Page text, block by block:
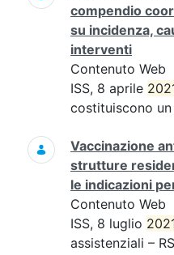
compendio
su incidenza,
interventi
Contenuto Web
ISS, 8 aprile
costituiscono
Vaccinazione
strutture
le indicazioni
Contenuto Web
ISS, 8 luglio
assistenziali –